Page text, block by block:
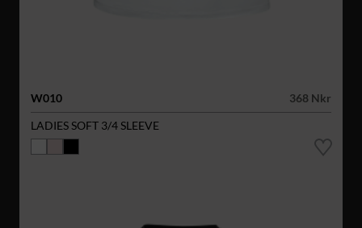
W010
368 Nkr
LADIES SOFT 3/4 SLEEVE